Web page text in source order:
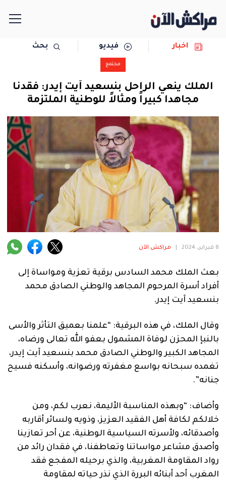
سياسة
حوادث
المرأة
فنية
اخبار فيديو بحث
مجتمع
الملك ينعي الراحل بنسعيد آيت إيدر: فقدنا
مجاهدا كبيراً ومثالاً للوطنية الملتزمة
8 فبراير، 2024 مراكش الآن
بعث الملك محمد السادس برقية تعزية ومواساة إلى
أفراد أسرة المرحوم المجاهد والوطني الصادق محمد
بنسعيد آيت إيدر.
وقال الملك، في هذه البرقية: “علمنا بعميق التأثر والأسى
بالنبإ المحزن لوفاة المشمول بعفو الله تعالى ورضاه،
المجاهد الكبير والوطني الصادق محمد بنسعيد آيت إيدر،
تغمده سبحانه بواسع مغفرته ورضوانه، وأسكنه فسيح
جنانه”.
وأضاف: “وبهذه المناسبة الأليمة، نعرب لكم، ومن
خلالكم لكافة أهل الفقيد العزيز، وذويه ولسائر أقاربه
وأصدقائه، ولأسرته السياسية الوطنية، عن أحر تعازينا
وأصدق مشاعر مواساتنا وتعاطفنا، في فقدان رائد من
رواد المقاومة المغربية، والذي برحيله المفجع فقد
المغرب أحد أبنائه البررة الذي نذر حياته لمقاومة